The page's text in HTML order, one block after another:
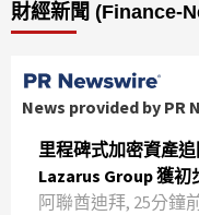
財經新聞 (Finance-
News provided by PR
里程碑式加密資產
Lazarus Group 獲
阿聯酋迪拜, 25分鐘